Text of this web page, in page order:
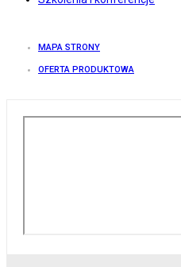
MAPA STRONY
OFERTA PRODUKTOWA